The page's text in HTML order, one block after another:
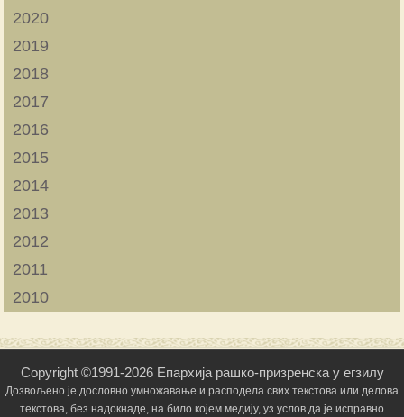
2020
2019
2018
2017
2016
2015
2014
2013
2012
2011
2010
Copyright ©1991-2026 Епархија рашко-призренска у егзилу
Дозвољено је дословно умножавање и расподела свих текстова или делова
текстова, без надокнаде, на било којем медију, уз услов да је исправно